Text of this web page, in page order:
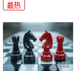
最热